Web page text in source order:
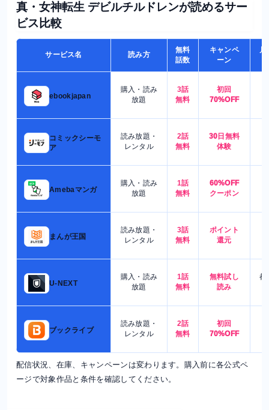
真・女神転生 デビルチルドレンが読めるサー
ビス比較
サービス名 読み方
無料
話数
キャンペ
ーン
月
ebookjapan
購入・読み
放題
3話
無料
初回
70%OFF
コミックシーモ
ア
読み放題・
レンタル
2話
無料
30日無料
体験
Amebaマンガ
購入・読み
放題
1話
無料
60%OFF
クーポン
まんが王国
読み放題・
レンタル
3話
無料
ポイント
還元
U-NEXT
購入・読み
放題
1話
無料
無料試し
読み
都
ブックライブ
読み放題・
レンタル
2話
無料
初回
70%OFF
配信状況、在庫、キャンペーンは変わります。購入前に各公式ペ
ージで対象作品と条件を確認してください。